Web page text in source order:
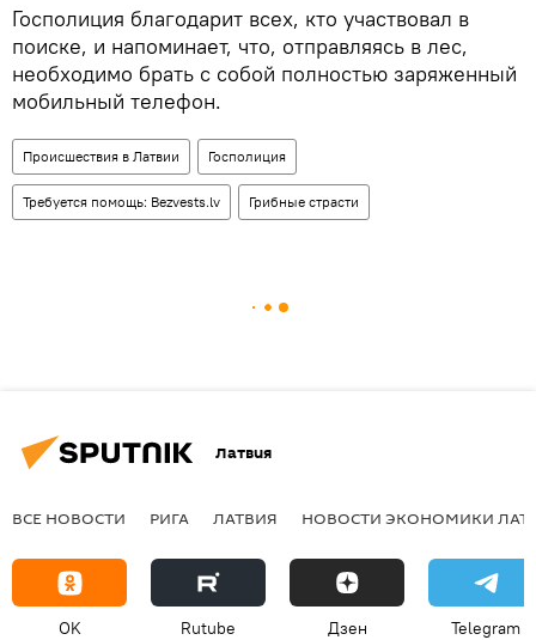
Госполиция благодарит всех, кто участвовал в
поиске, и напоминает, что, отправляясь в лес,
необходимо брать с собой полностью заряженный
мобильный телефон.
Происшествия в Латвии Госполиция
Требуется помощь: Bezvests.lv Грибные страсти
Латвия
ВСЕ НОВОСТИ РИГА ЛАТВИЯ НОВОСТИ ЭКОНОМИКИ
OK Rutube Дзен Telegram